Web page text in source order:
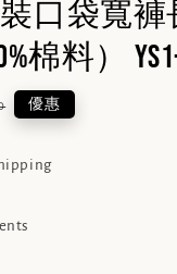
口袋寬褲
棉料）
優惠